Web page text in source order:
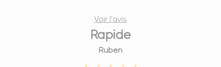
Voir l'avis
Rapide
Ruben